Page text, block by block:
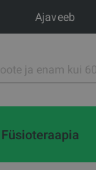
Ajaveeb
Füsioteraapia